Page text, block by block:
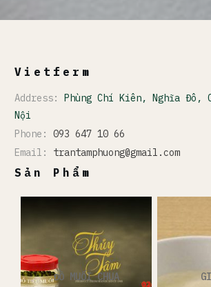
Vietferm
Address: Phùng Chí Kiên, Nghĩa Đô,
Nội
Phone: 093 647 10 66
Email: trantamphuong@gmail.com
Sản Phẩm
ĐỒ MUỐI CHUA